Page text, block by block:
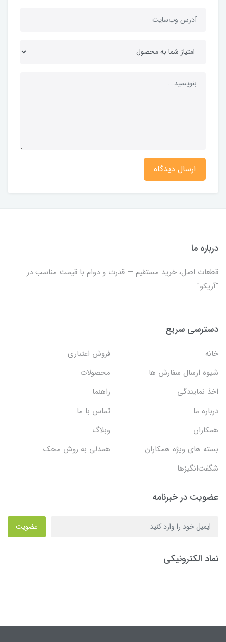
ارسال دیدگاه
درباره ما
قطعات اصل، خرید مستقیم — قدرت و دوام با قیمت مناسب در
"آریکو"
دسترسی سریع
خانه
فروش اعتباری
شیوه ارسال سفارش ها
محصولات
اخذ نمایندگی
راهنما
درباره ما
تماس با ما
همکاران
وبلاگ
بسته های ویژه همکاران
همدلی به روش محک
شگفت‌انگیزها
عضویت در خبرنامه
عضویت
نماد الکترونیکی